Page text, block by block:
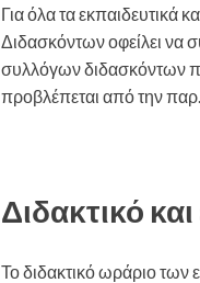
Για όλα τα εκπαιδευτικά
Διδασκόντων οφείλει να
συλλόγων διδασκόντων
προβλέπεται από την
Διδακτικό
Το διδακτικό ωράριο των